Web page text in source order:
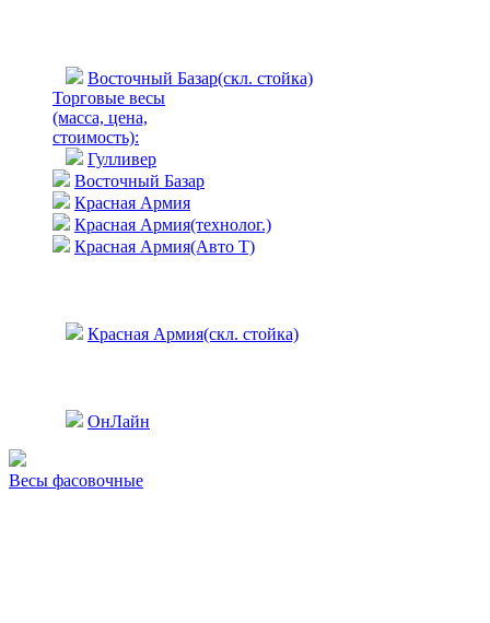
Восточный Базар(скл. стойка)
Торговые весы
(масса, цена,
стоимость):
Гулливер
Восточный Базар
Красная Армия
Красная Армия(технолог.)
Красная Армия(Авто Т)
Красная Армия(скл. стойка)
ОнЛайн
Весы фасовочные